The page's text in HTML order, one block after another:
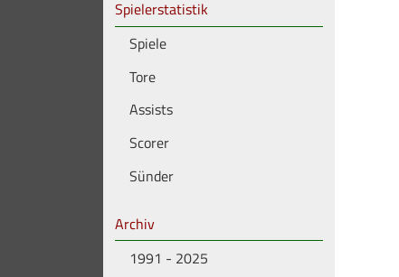
Spielerstatistik
Spiele
Tore
Assists
Scorer
Sünder
Archiv
1991 - 2025